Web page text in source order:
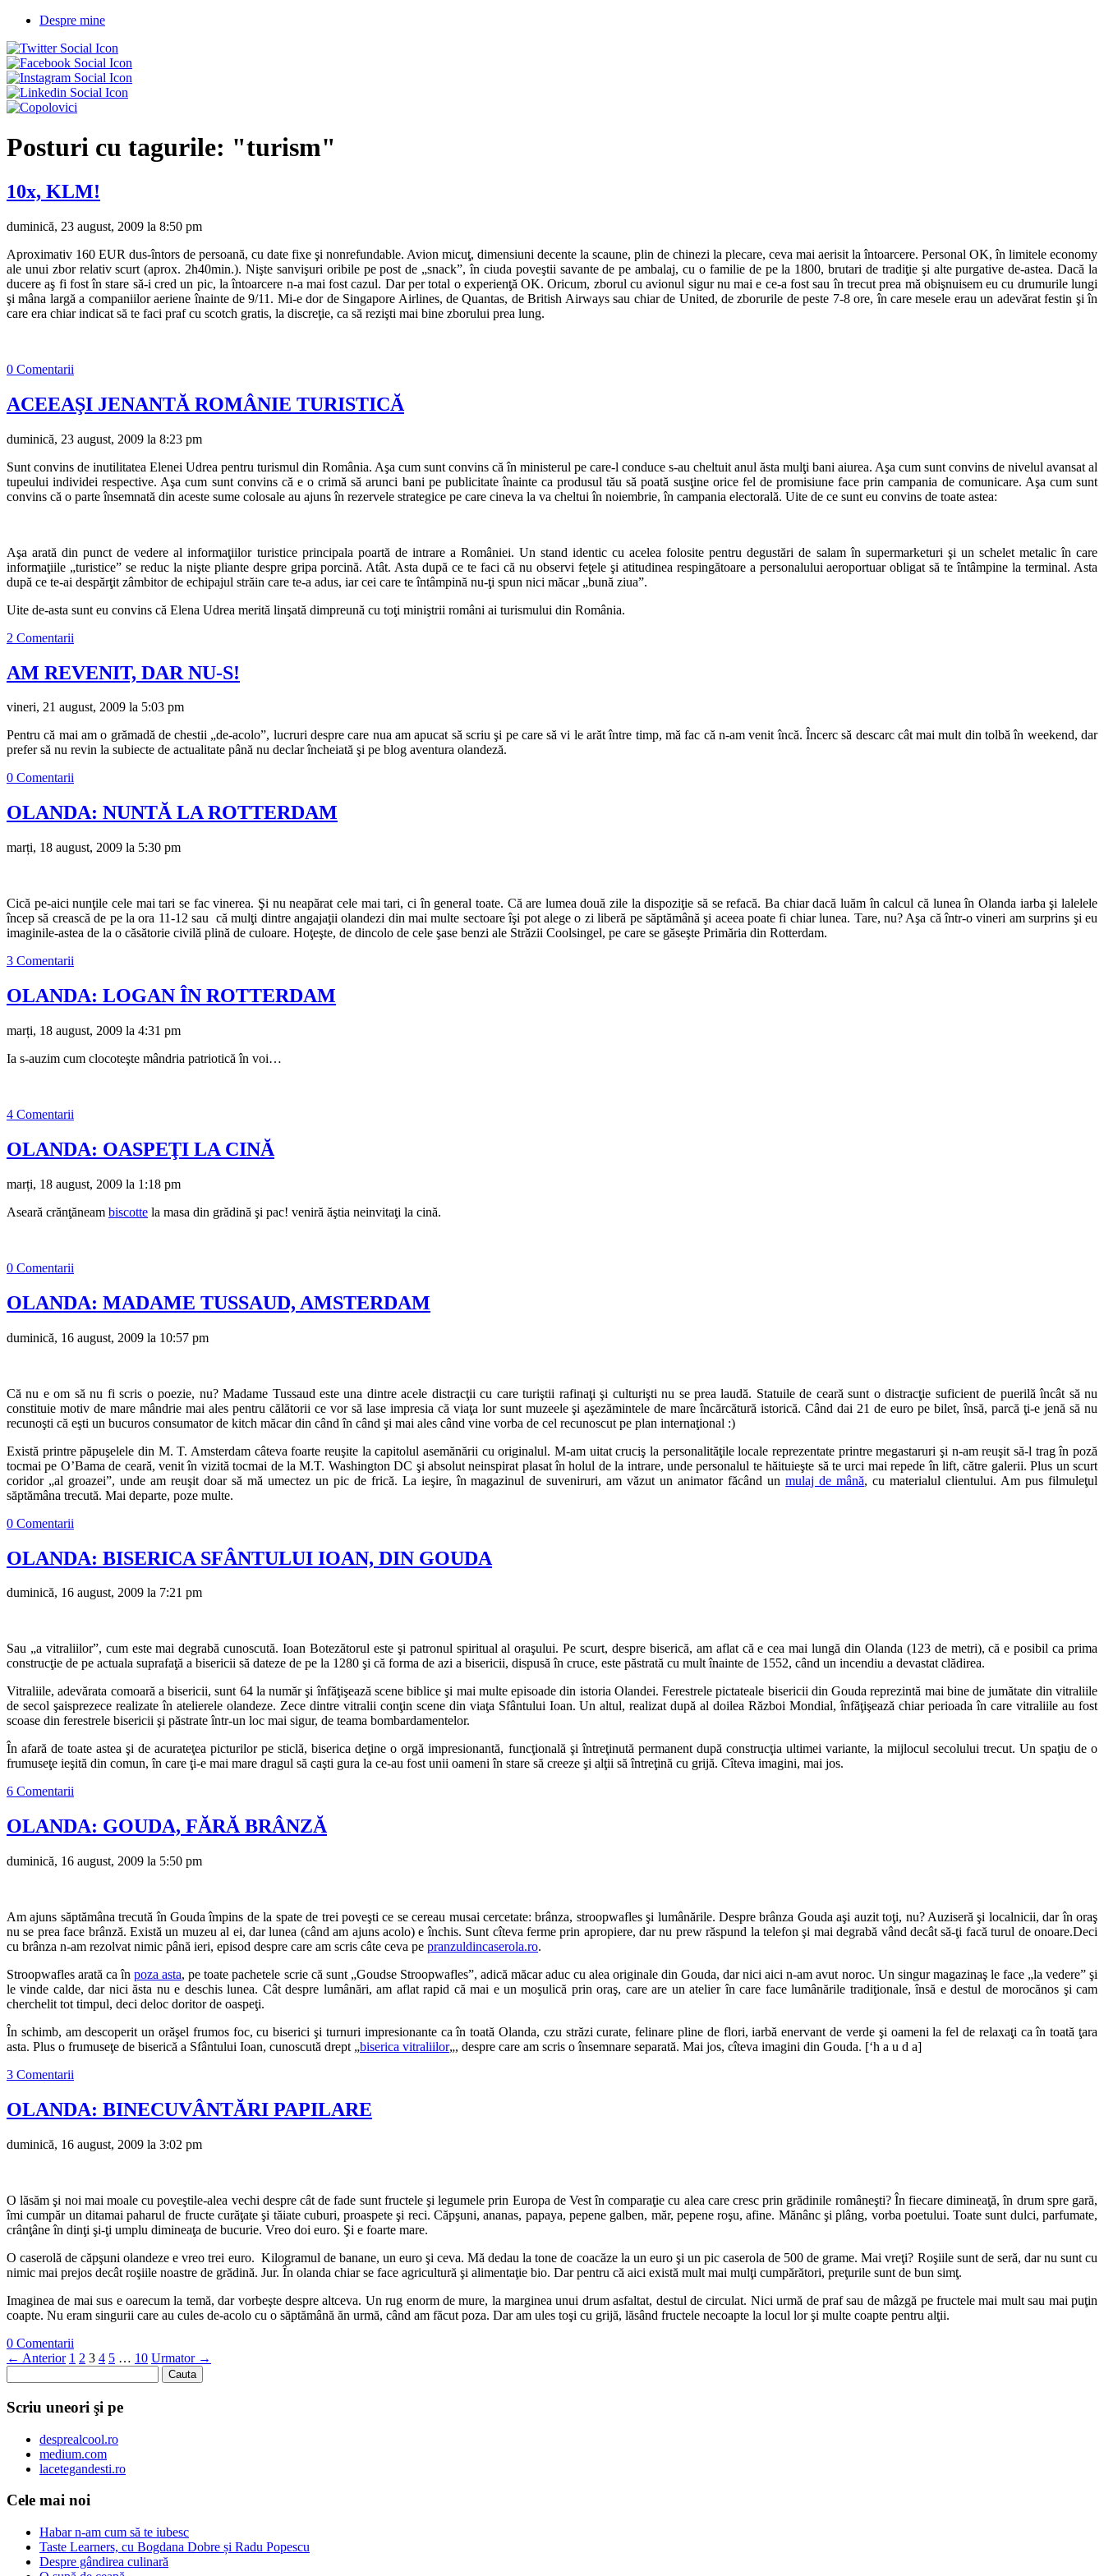
Despre mine
Posturi cu tagurile: "turism"
10x, KLM!
duminică, 23 august, 2009 la 8:50 pm
Aproximativ 160 EUR dus-întors de persoană, cu date fixe şi nonrefundable. Avion micuţ, dimensiuni decente la scaune, plin de chinezi la plecare, ceva mai aerisit la întoarcere. Personal OK, în limitele economy
ale unui zbor relativ scurt (aprox. 2h40min.). Nişte sanvişuri oribile pe post de „snack”, în ciuda poveştii savante de pe ambalaj, cu o familie de pe la 1800, brutari de tradiţie şi alte purgative de-astea. Dacă la
ducere aş fi fost în stare să-i cred un pic, la întoarcere n-a mai fost cazul. Dar per total o experienţă OK. Oricum, zborul cu avionul sigur nu mai e ce-a fost sau în trecut prea mă obişnuisem eu cu drumurile lungi
şi mâna largă a companiilor aeriene înainte de 9/11. Mi-e dor de Singapore Airlines, de Quantas, de British Airways sau chiar de United, de zborurile de peste 7-8 ore, în care mesele erau un adevărat festin şi în
care era chiar indicat să te faci praf cu scotch gratis, la discreţie, ca să rezişti mai bine zborului prea lung.
0 Comentarii
ACEEAŞI JENANTĂ ROMÂNIE TURISTICĂ
duminică, 23 august, 2009 la 8:23 pm
Sunt convins de inutilitatea Elenei Udrea pentru turismul din România. Aşa cum sunt convins că în ministerul pe care-l conduce s-au cheltuit anul ăsta mulţi bani aiurea. Aşa cum sunt convins de nivelul avansat al
tupeului individei respective. Aşa cum sunt convins că e o crimă să arunci bani pe publicitate înainte ca produsul tău să poată susţine orice fel de promisiune face prin campania de comunicare. Aşa cum sunt
convins că o parte însemnată din aceste sume colosale au ajuns în rezervele strategice pe care cineva la va cheltui în noiembrie, în campania electorală. Uite de ce sunt eu convins de toate astea:
Aşa arată din punct de vedere al informaţiilor turistice principala poartă de intrare a României. Un stand identic cu acelea folosite pentru degustări de salam în supermarketuri şi un schelet metalic în care
informaţiile „turistice” se reduc la nişte pliante despre gripa porcină. Atât. Asta după ce te faci că nu observi feţele şi atitudinea respingătoare a personalului aeroportuar obligat să te întâmpine la terminal. Asta
după ce te-ai despărţit zâmbitor de echipajul străin care te-a adus, iar cei care te întâmpină nu-ţi spun nici măcar „bună ziua”.
Uite de-asta sunt eu convins că Elena Udrea merită linşată dimpreună cu toţi miniştrii români ai turismului din România.
2 Comentarii
AM REVENIT, DAR NU-S!
vineri, 21 august, 2009 la 5:03 pm
Pentru că mai am o grămadă de chestii „de-acolo”, lucruri despre care nua am apucat să scriu şi pe care să vi le arăt între timp, mă fac că n-am venit încă. Încerc să descarc cât mai mult din tolbă în weekend, dar
prefer să nu revin la subiecte de actualitate până nu declar încheiată şi pe blog aventura olandeză.
0 Comentarii
OLANDA: NUNTĂ LA ROTTERDAM
marți, 18 august, 2009 la 5:30 pm
Cică pe-aici nunţile cele mai tari se fac vinerea. Şi nu neapărat cele mai tari, ci în general toate. Că are lumea două zile la dispoziţie să se refacă. Ba chiar dacă luăm în calcul că lunea în Olanda iarba şi lalelele
încep să crească de pe la ora 11-12 sau că mulţi dintre angajaţii olandezi din mai multe sectoare îşi pot alege o zi liberă pe săptămână şi aceea poate fi chiar lunea. Tare, nu? Aşa că într-o vineri am surprins şi eu
imaginile-astea de la o căsătorie civilă plină de culoare. Hoţeşte, de dincolo de cele şase benzi ale Străzii Coolsingel, pe care se găseşte Primăria din Rotterdam.
3 Comentarii
OLANDA: LOGAN ÎN ROTTERDAM
marți, 18 august, 2009 la 4:31 pm
Ia s-auzim cum clocoteşte mândria patriotică în voi…
4 Comentarii
OLANDA: OASPEŢI LA CINĂ
marți, 18 august, 2009 la 1:18 pm
Aseară crănţăneam biscotte la masa din grădină şi pac! veniră ăştia neinvitaţi la cină.
0 Comentarii
OLANDA: MADAME TUSSAUD, AMSTERDAM
duminică, 16 august, 2009 la 10:57 pm
Că nu e om să nu fi scris o poezie, nu? Madame Tussaud este una dintre acele distracţii cu care turiştii rafinaţi şi culturişti nu se prea laudă. Statuile de ceară sunt o distracţie suficient de puerilă încât să nu
constituie motiv de mare mândrie mai ales pentru călătorii ce vor să lase impresia că viaţa lor sunt muzeele şi aşezămintele de mare încărcătură istorică. Când dai 21 de euro pe bilet, însă, parcă ţi-e jenă să nu
recunoşti că eşti un bucuros consumator de kitch măcar din când în când şi mai ales când vine vorba de cel recunoscut pe plan internaţional :)
Există printre păpuşelele din M. T. Amsterdam câteva foarte reuşite la capitolul asemănării cu originalul. M-am uitat cruciş la personalităţile locale reprezentate printre megastaruri şi n-am reuşit să-l trag în poză
tocmai pe O’Bama de ceară, venit în vizită tocmai de la M.T. Washington DC şi absolut neinspirat plasat în holul de la intrare, unde personalul te hăituieşte să te urci mai repede în lift, către galerii. Plus un scurt
coridor „al groazei”, unde am reuşit doar să mă umectez un pic de frică. La ieşire, în magazinul de suveniruri, am văzut un animator făcând unmulaj de mână, cu materialul clientului. Am pus filmuleţul
săptămâna trecută. Mai departe, poze multe.
0 Comentarii
OLANDA: BISERICA SFÂNTULUI IOAN, DIN GOUDA
duminică, 16 august, 2009 la 7:21 pm
Sau „a vitraliilor”, cum este mai degrabă cunoscută. Ioan Botezătorul este şi patronul spiritual al oraşului. Pe scurt, despre biserică, am aflat că e cea mai lungă din Olanda (123 de metri), că e posibil ca prima
construcţie de pe actuala suprafaţă a bisericii să dateze de pe la 1280 şi că forma de azi a bisericii, dispusă în cruce, este păstrată cu mult înainte de 1552, când un incendiu a devastat clădirea.
Vitraliile, adevărata comoară a bisericii, sunt 64 la număr şi înfăţişează scene biblice şi mai multe episoade din istoria Olandei. Ferestrele pictateale bisericii din Gouda reprezintă mai bine de jumătate din vitraliile
de secol şaisprezece realizate în atelierele olandeze. Zece dintre vitralii conţin scene din viaţa Sfântului Ioan. Un altul, realizat după al doilea Război Mondial, înfăţişează chiar perioada în care vitraliile au fost
scoase din ferestrele bisericii şi păstrate într-un loc mai sigur, de teama bombardamentelor.
În afară de toate astea şi de acurateţea picturilor pe sticlă, biserica deţine o orgă impresionantă, funcţională şi întreţinută permanent după construcţia ultimei variante, la mijlocul secolului trecut. Un spaţiu de o
frumuseţe ieşită din comun, în care ţi-e mai mare dragul să caşti gura la ce-au fost unii oameni în stare să creeze şi alţii să întreţină cu grijă. Cîteva imagini, mai jos.
6 Comentarii
OLANDA: GOUDA, FĂRĂ BRÂNZĂ
duminică, 16 august, 2009 la 5:50 pm
Am ajuns săptămâna trecută în Gouda împins de la spate de trei poveşti ce se cereau musai cercetate: brânza, stroopwafles şi lumânările. Despre brânza Gouda aşi auzit toţi, nu? Auziseră şi localnicii, dar în oraş
nu se prea face brânză. Există un muzeu al ei, dar lunea (când am ajuns acolo) e închis. Sunt cîteva ferme prin apropiere, dar nu prew răspund la telefon şi mai degrabă vând decât să-ţi facă turul de onoare.Deci
cu brânza n-am rezolvat nimic până ieri, episod despre care am scris câte ceva pe pranzuldincaserola.ro.
Stroopwafles arată ca înpoza asta, pe toate pachetele scrie că sunt „Goudse Stroopwafles”, adică măcar aduc cu alea originale din Gouda, dar nici aici n-am avut noroc. Un singur magazinaş le face „la vedere” şi
le vinde calde, dar nici ăsta nu e deschis lunea. Cât despre lumânări, am aflat rapid că mai e un moşulică prin oraş, care are un atelier în care face lumânările tradiţionale, însă e destul de morocănos şi cam
cherchelit tot timpul, deci deloc doritor de oaspeţi.
În schimb, am descoperit un orăşel frumos foc, cu biserici şi turnuri impresionante ca în toată Olanda, czu străzi curate, felinare pline de flori, iarbă enervant de verde şi oameni la fel de relaxaţi ca în toată ţara
asta. Plus o frumuseţe de biserică a Sfântului Ioan, cunoscută drept „biserica vitraliilor„, despre care am scris o însemnare separată. Mai jos, cîteva imagini din Gouda. [‘h a u d a]
3 Comentarii
OLANDA: BINECUVÂNTĂRI PAPILARE
duminică, 16 august, 2009 la 3:02 pm
O lăsăm şi noi mai moale cu poveştile-alea vechi despre cât de fade sunt fructele şi legumele prin Europa de Vest în comparaţie cu alea care cresc prin grădinile româneşti? În fiecare dimineaţă, în drum spre gară,
îmi cumpăr un ditamai paharul de fructe curăţate şi tăiate cuburi, proaspete şi reci. Căpşuni, ananas, papaya, pepene galben, măr, pepene roşu, afine. Mănânc şi plâng, vorba poetului. Toate sunt dulci, parfumate,
crânţâne în dinţi şi-ţi umplu dimineaţa de bucurie. Vreo doi euro. Şi e foarte mare.
O caserolă de căpşuni olandeze e vreo trei euro. Kilogramul de banane, un euro şi ceva. Mă dedau la tone de coacăze la un euro şi un pic caserola de 500 de grame. Mai vreţi? Roşiile sunt de seră, dar nu sunt cu
nimic mai prejos decât roşiile noastre de grădină. Jur. În olanda chiar se face agricultură şi alimentaţie bio. Dar pentru că aici există mult mai mulţi cumpărători, preţurile sunt de bun simţ.
Imaginea de mai sus e oarecum la temă, dar vorbeşte despre altceva. Un rug enorm de mure, la marginea unui drum asfaltat, destul de circulat. Nici urmă de praf sau de mâzgă pe fructele mai mult sau mai puţin
coapte. Nu eram singurii care au cules de-acolo cu o săptămână ăn urmă, când am făcut poza. Dar am ules toşi cu grijă, lăsând fructele necoapte la locul lor şi multe coapte pentru alţii.
0 Comentarii
← Anterior 1 2 3 4 5 … 10 Urmator →
Scriu uneori şi pe
desprealcool.ro
medium.com
lacetegandesti.ro
Cele mai noi
Habar n-am cum să te iubesc
Taste Learners, cu Bogdana Dobre și Radu Popescu
Despre gândirea culinară